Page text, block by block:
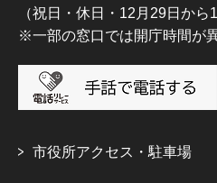
（祝日・休日・12月29日から
※一部の窓口では開庁時間が
市役所アクセス・駐車場